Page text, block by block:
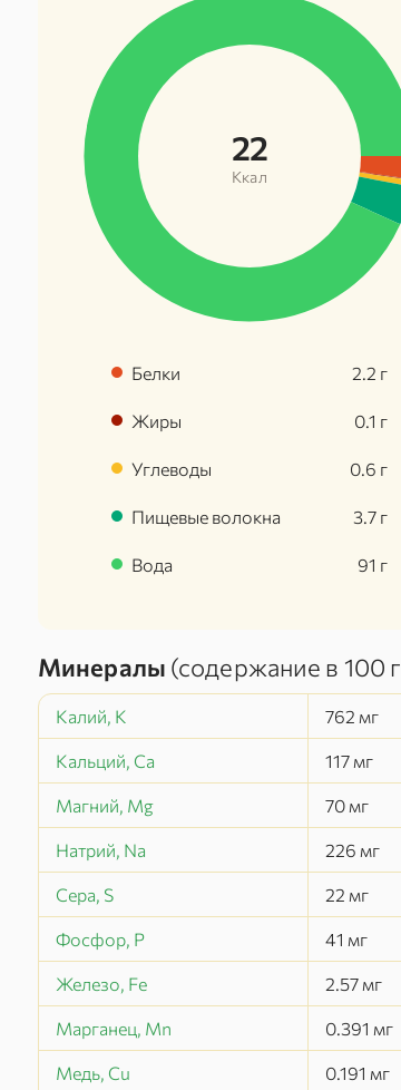
22
Ккал
Белки 2.2 г
Жиры 0.1 г
Углеводы 0.6 г
Пищевые волокна 3.7 г
Вода 91 г
Минералы (содержание в 100 г
Калий, K 762 мг
Кальций, Ca 117 мг
Магний, Mg 70 мг
Натрий, Na 226 мг
Сера, S 22 мг
Фосфор, P 41 мг
Железо, Fe 2.57 мг
Марганец, Mn 0.391 мг
Медь, Cu 0.191 мг